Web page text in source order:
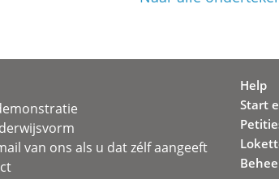
van ons als u dat zélf aangeeft
Help
Start